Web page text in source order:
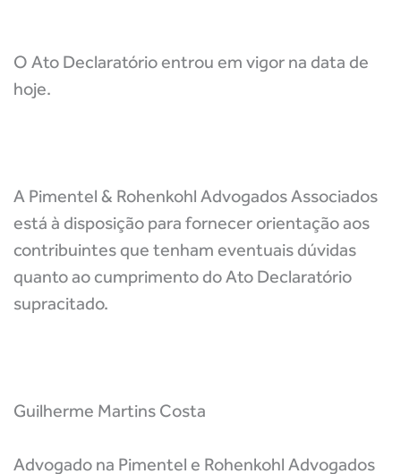
O Ato Declaratório entrou em vigor na data de
hoje.
A Pimentel & Rohenkohl Advogados Associados
está à disposição para fornecer orientação aos
contribuintes que tenham eventuais dúvidas
quanto ao cumprimento do Ato Declaratório
supracitado.
Guilherme Martins Costa
Advogado na Pimentel e Rohenkohl Advogados